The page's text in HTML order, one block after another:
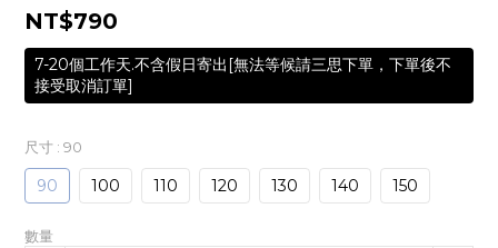
NT$790
7-20個工作天.不含假日寄出[無法等候請三思下單，下單後不
接受取消訂單]
尺寸 : 90
90 100 110 120 130 140 150
數量